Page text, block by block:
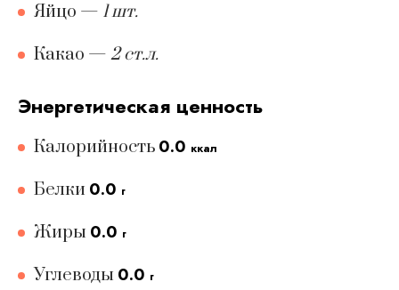
Яйцо — 1 шт.
Какао — 2 ст.л.
Энергетическая ценность
Калорийность 0.0 ккал
Белки 0.0 г
Жиры 0.0 г
Углеводы 0.0 г